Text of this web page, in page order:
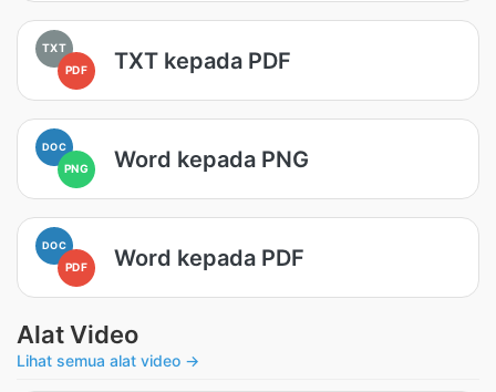
TXT
PDF
TXT kepada PDF
DOC
PNG Word kepada PNG
DOC
PDF Word kepada PDF
Alat Video
Lihat semua alat video →